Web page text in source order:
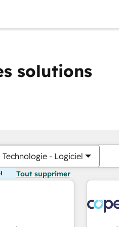
solutions
Technologie - Logiciel
Tout supprimer